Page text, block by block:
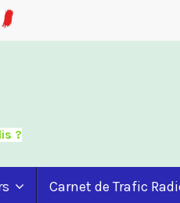
?
Carnet de Trafic